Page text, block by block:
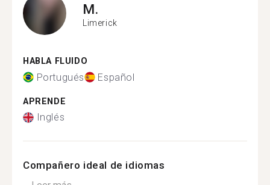
M.
Limerick
HABLA FLUIDO
Portugués Español
APRENDE
Inglés
Compañero ideal de idiomas